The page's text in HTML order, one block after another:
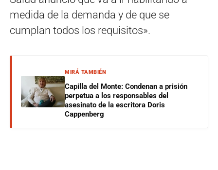
medida de la demanda y de que se
cumplan todos los requisitos».
MIRÁ TAMBIÉN
Capilla del Monte: Condenan a prisión
perpetua a los responsables del
asesinato de la escritora Doris
Cappenberg